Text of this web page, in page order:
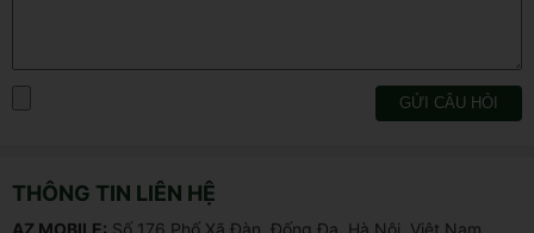
GỬI CÂU HỎI
THÔNG TIN LIÊN HỆ
AZ MOBILE: Số 176 Phố Xã Đàn, Đống Đa, Hà Nội, Việt Nam